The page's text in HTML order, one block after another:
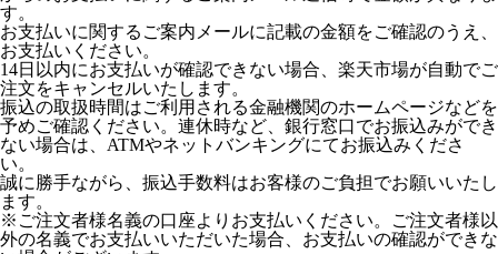
す。
お支払いに関するご案内メールに記載の金額をご確認のうえ、
お支払いください。
14日以内にお支払いが確認できない場合、楽天市場が自動でご
注文をキャンセルいたします。
振込の取扱時間はご利用される金融機関のホームページなどを
予めご確認ください。連休時など、銀行窓口でお振込みができ
ない場合は、ATMやネットバンキングにてお振込みくださ
い。
誠に勝手ながら、振込手数料はお客様のご負担でお願いいたし
ます。
※ご注文者様名義の口座よりお支払いください。ご注文者様以
外の名義でお支払いいただいた場合、お支払いの確認ができな